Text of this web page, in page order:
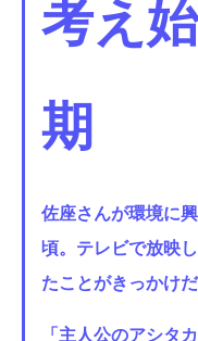
考え
期
佐座さんが環境に
頃。テレビで放映
たことがきっかけだ
「主人公のアシタ